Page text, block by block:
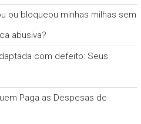
ou bloqueou minhas milhas sem
abusiva?
com defeito: Seus
Paga as Despesas de